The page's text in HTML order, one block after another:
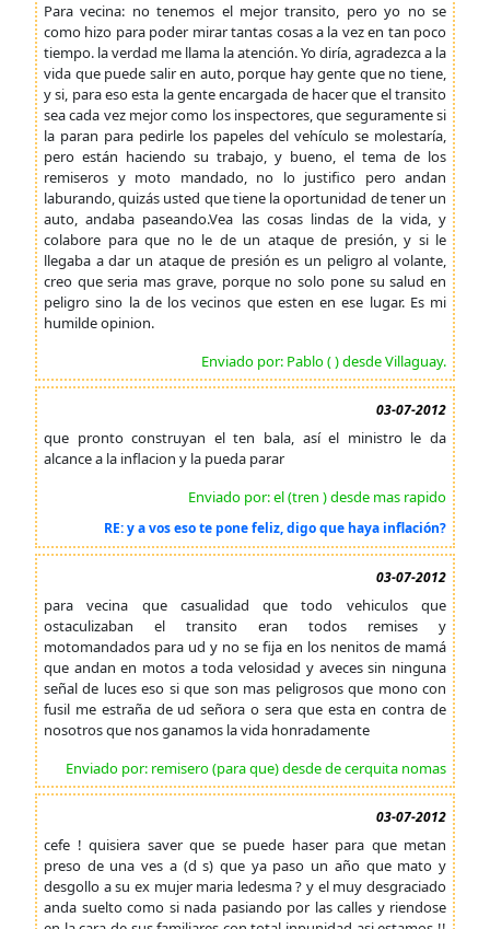
Para vecina: no tenemos el mejor transito, pero yo no se
como hizo para poder mirar tantas cosas a la vez en tan poco
tiempo. la verdad me llama la atención. Yo diría, agradezca a la
vida que puede salir en auto, porque hay gente que no tiene,
y si, para eso esta la gente encargada de hacer que el transito
sea cada vez mejor como los inspectores, que seguramente si
la paran para pedirle los papeles del vehículo se molestaría,
pero están haciendo su trabajo, y bueno, el tema de los
remiseros y moto mandado, no lo justifico pero andan
laburando, quizás usted que tiene la oportunidad de tener un
auto, andaba paseando.Vea las cosas lindas de la vida, y
colabore para que no le de un ataque de presión, y si le
llegaba a dar un ataque de presión es un peligro al volante,
creo que seria mas grave, porque no solo pone su salud en
peligro sino la de los vecinos que esten en ese lugar. Es mi
humilde opinion.
Enviado por: Pablo ( ) desde Villaguay.
03-07-2012
que pronto construyan el ten bala, así el ministro le da
alcance a la inflacion y la pueda parar
Enviado por: el (tren ) desde mas rapido
RE: y a vos eso te pone feliz, digo que haya inflación?
03-07-2012
para vecina que casualidad que todo vehiculos que
ostaculizaban el transito eran todos remises y
motomandados para ud y no se fija en los nenitos de mamá
que andan en motos a toda velosidad y aveces sin ninguna
señal de luces eso si que son mas peligrosos que mono con
fusil me estraña de ud señora o sera que esta en contra de
nosotros que nos ganamos la vida honradamente
Enviado por: remisero (para que) desde de cerquita nomas
03-07-2012
cefe ! quisiera saver que se puede haser para que metan
preso de una ves a (d s) que ya paso un año que mato y
desgollo a su ex mujer maria ledesma ? y el muy desgraciado
anda suelto como si nada pasiando por las calles y riendose